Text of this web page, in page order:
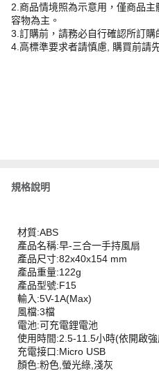
2.商品情境照為示意用，僅商品
容物為主。
3.訂購前，請務必自行確認所訂
4.高標準要求者請慎慮, 購買前請
規格說明
材質:ABS
產品名稱:早-三合一手持風扇
產品尺寸:82x40x154 mm
產品重量:122g
產品型號:F15
輸入:5V-1A(Max)
風檔:3檔
電池:可充電鋰電池
使用時間:2.5-11.5小時(依開啟
充電接口:Micro USB
顏色:粉色,螢光綠,淺灰